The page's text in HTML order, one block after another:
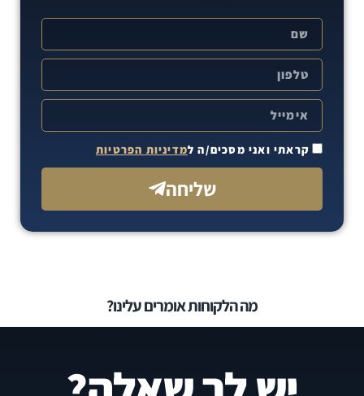
קראתי ואני מסכים/ה למדיניות הפרטיות
שליחה
מה הלקוחות אומרים עלינו?